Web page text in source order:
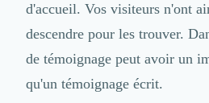
Droit des Affaires
Externalisation Administrative
Direction Financière Externalisée (DAF)
Transactions Services
Restructuring
d'accueil. Vos visiteurs n'ont
descendre pour les trouver.
de témoignagepeut avoir un
qu'un témoignage écrit.